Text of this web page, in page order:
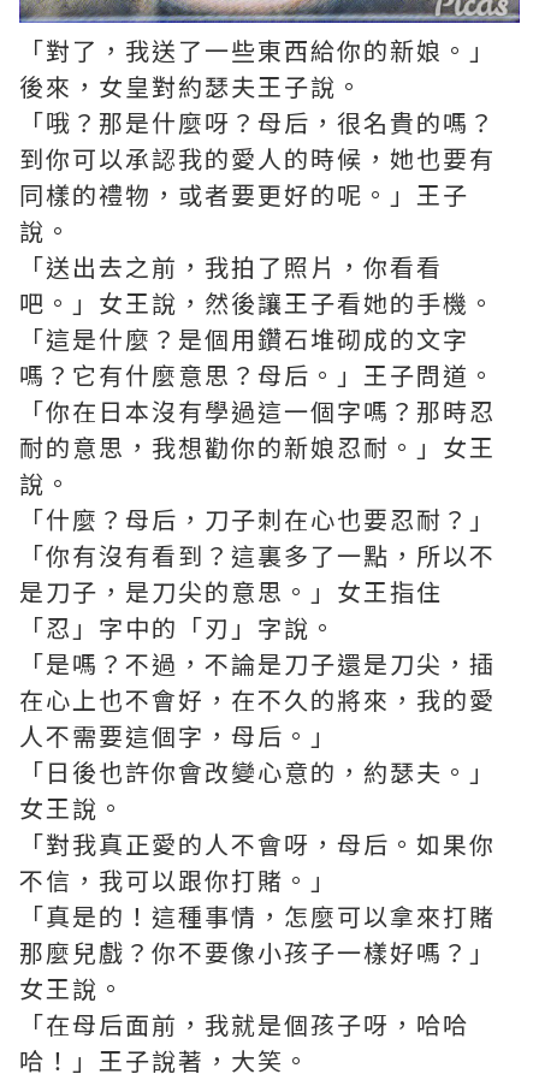
「對了，我送了一些東西給你的新娘。」
後來，女皇對約瑟夫王子說。
「哦？那是什麼呀？母后，很名貴的嗎？
到你可以承認我的愛人的時候，她也要有
同樣的禮物，或者要更好的呢。」王子
說。
「送出去之前，我拍了照片，你看看
吧。」女王說，然後讓王子看她的手機。
「這是什麼？是個用鑽石堆砌成的文字
嗎？它有什麼意思？母后。」王子問道。
「你在日本沒有學過這一個字嗎？那時忍
耐的意思，我想勸你的新娘忍耐。」女王
說。
「什麼？母后，刀子刺在心也要忍耐？」
「你有沒有看到？這裏多了一點，所以不
是刀子，是刀尖的意思。」女王指住
「忍」字中的「刃」字說。
「是嗎？不過，不論是刀子還是刀尖，插
在心上也不會好，在不久的將來，我的愛
人不需要這個字，母后。」
「日後也許你會改變心意的，約瑟夫。」
女王說。
「對我真正愛的人不會呀，母后。如果你
不信，我可以跟你打賭。」
「真是的！這種事情，怎麼可以拿來打賭
那麼兒戲？你不要像小孩子一樣好嗎？」
女王說。
「在母后面前，我就是個孩子呀，哈哈
哈！」王子說著，大笑。